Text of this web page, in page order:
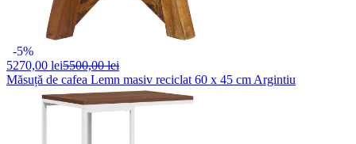
-5%
5270,00 lei5500,00 lei
Măsuță de cafea Lemn masiv reciclat 60 x 45 cm Argintiu